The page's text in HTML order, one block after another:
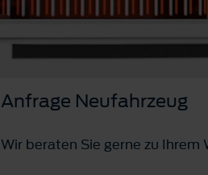
Anfrage Neufahrzeug
Wir beraten Sie gerne zu Ihrem